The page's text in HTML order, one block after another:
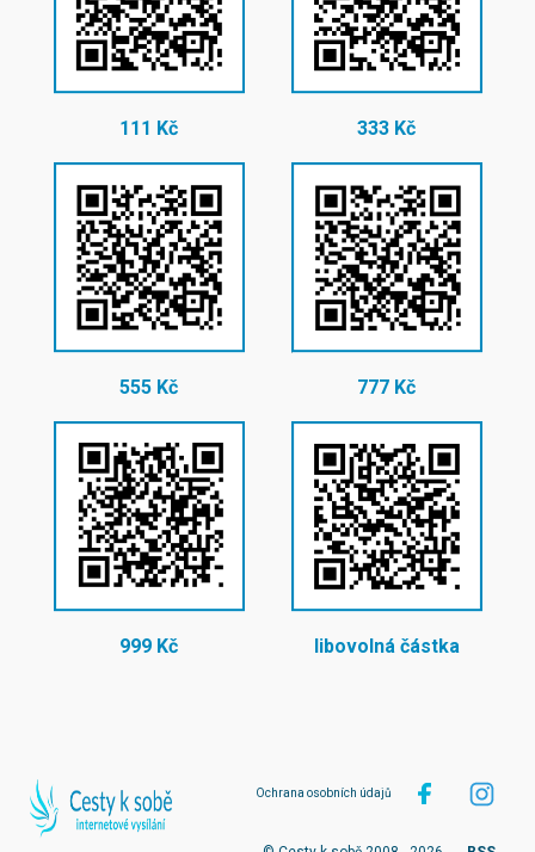
111 Kč 333 Kč
555 Kč 777 Kč
999 Kč libovolná částka
Ochrana osobních údajů